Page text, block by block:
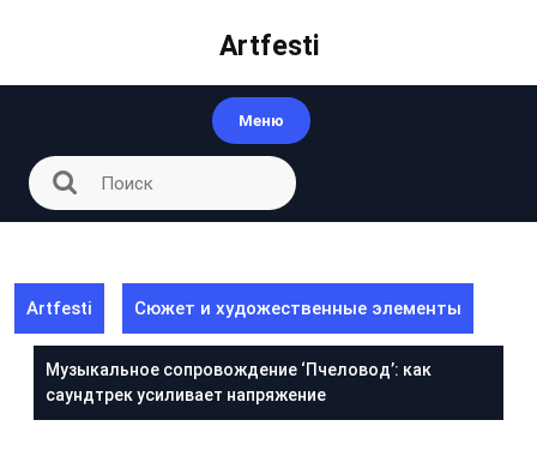
Artfesti
Меню
Artfesti Сюжет и художественные элементы
Музыкальное сопровождение ‘Пчеловод’: как
саундтрек усиливает напряжение